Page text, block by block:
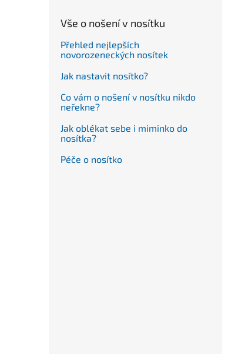
Vše o nošení v nosítku
Přehled nejlepších
novorozeneckých nosítek
Jak nastavit nosítko?
Co vám o nošení v nosítku nikdo
neřekne?
Jak oblékat sebe i miminko do
nosítka?
Péče o nosítko